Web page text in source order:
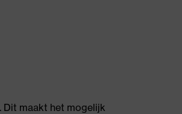
Dit maakt het mogelijk